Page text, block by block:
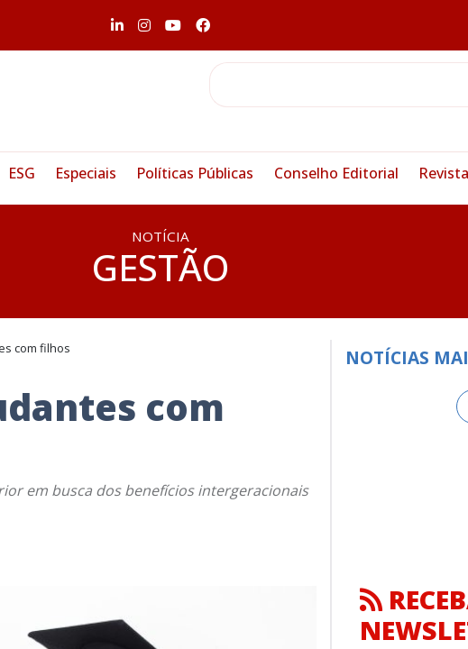
ESG Especiais Políticas Públicas Conselho Editorial Revista
NOTÍCIA
GESTÃO
com filhos
com
em busca dos benefícios intergeracionais
NOTÍCIAS